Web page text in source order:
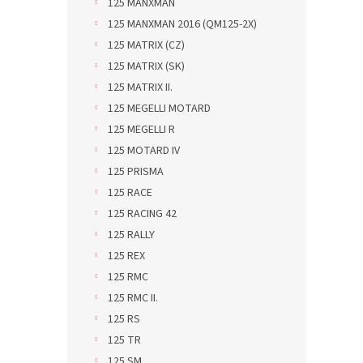
125 MANXMAN
125 MANXMAN 2016 (QM125-2X)
125 MATRIX (CZ)
125 MATRIX (SK)
125 MATRIX II.
125 MEGELLI MOTARD
125 MEGELLI R
125 MOTARD IV
125 PRISMA
125 RACE
125 RACING 42
125 RALLY
125 REX
125 RMC
125 RMC II.
125 RS
125 TR